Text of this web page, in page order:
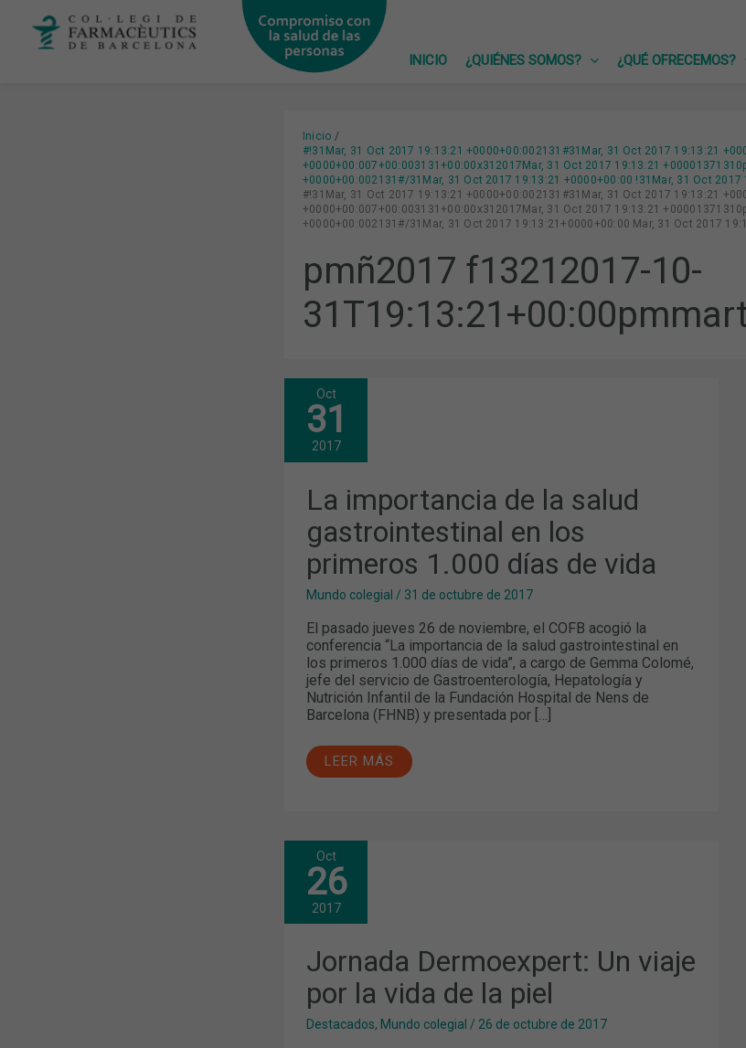
INICIO
¿QUIÉNES SOMOS? ¿QUÉ OFRECEMOS?
Inicio
#!31Mar, 31 Oct 2017 19:13:21 +0000+00:002131#31Mar, 31 Oct 2017 19:13:21
+0000+00:007+00:003131+00:00x312017Mar, 31 Oct 2017 19:13:21
+0000+00:002131#/31Mar, 31 Oct 2017 19:13:21 +0000+00:00 !31Mar, 31 Oct
#!31Mar, 31 Oct 2017 19:13:21 +0000+00:002131#31Mar, 31 Oct 2017 19:13:21
+0000+00:007+00:003131+00:00x312017Mar, 31 Oct 2017 19:13:21
+0000+00:002131#/31Mar, 31 Oct 2017 19:13:21+0000+00:00 Mar, 31 Oct 2017
pmñ2017 f13212017-10-
Oct
31
2017
La importancia de la salud
gastrointestinal en los
primeros 1.000 días de vida
Mundo colegial / 31 de octubre de 2017
El pasado jueves 26 de noviembre, el COFB acogió la
conferencia “La importancia de la salud gastrointestinal en
los primeros 1.000 días de vida”, a cargo de Gemma Colomé,
jefe del servicio de Gastroenterología, Hepatología y
Nutrición Infantil de la Fundación Hospital de Nens de
Barcelona (FHNB) y presentada por […]
LA
IMPORTANCIA
DE
LA
SALUD
LOS
PRIMEROS
1.000
DÍAS
DE
VIDA
LEER MÁS
Oct
26
2017
Jornada Dermoexpert: Un viaje
por la vida de la piel
Destacados, Mundo colegial / 26 de octubre de 2017
JORNADA
DERMOEXPERT:
UN
VIAJE
POR
DE
PIEL